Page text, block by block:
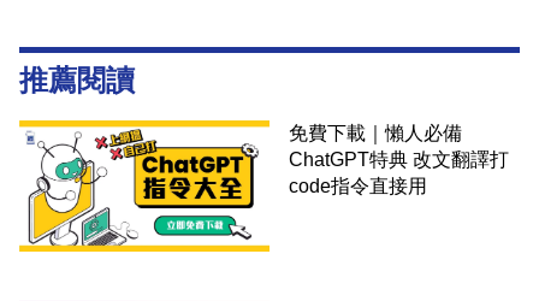
推薦閱讀
免費下載｜懶人必備
ChatGPT特典 改文翻譯打
code指令直接用